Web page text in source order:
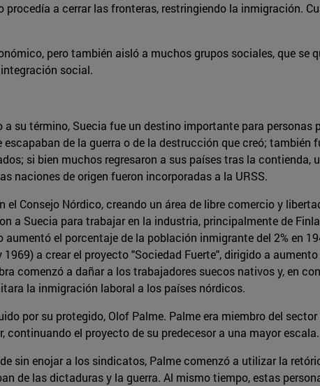
procedía a cerrar las fronteras, restringiendo la inmigración.
pero también aisló a muchos grupos sociales, que se
social.
su término, Suecia fue un destino importante para personas
de la guerra o de la destrucción que creó; también
si bien muchos regresaron a sus países tras la contienda,
naciones de origen fueron incorporadas a la URSS.
el Consejo Nórdico, creando un área de libre comercio y
a Suecia para trabajar en la industria, principalmente de
el porcentaje de la población inmigrante del 2% en
a crear el proyecto "Sociedad Fuerte", dirigido a
comenzó a dañar a los trabajadores suecos nativos y, en
la inmigración laboral a los países nórdicos.
por su protegido, Olof Palme. Palme era miembro del
continuando el proyecto de su predecesor a una mayor escala.
sin enojar a los sindicatos, Palme comenzó a utilizar la
de las dictaduras y la guerra. Al mismo tiempo, estas